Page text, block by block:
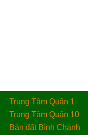
Trung Tâm Quận 1
Trung Tâm Quận 10
Bán đất Bình Chánh